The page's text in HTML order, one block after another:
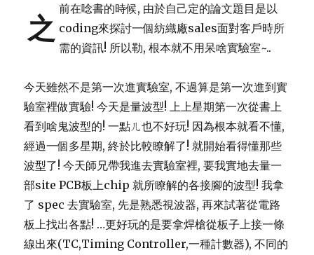
之
前在唸書的時候, 由於自己定的論文題目是以
coding來探討一個紡織廠sales面對客戶時所
需的資訊! 所以勒, 根本就不用呆啥實驗室~..
今天雖然不是第一次進實驗室, 不過算是第一次進到實
驗室裡做實驗! 今天是量波型! 上上星期第一次從書上
看到啥鬼波型的! 一點ㄦ也不好玩! 因為根本就看不懂,
經過一個多星期, 終於比較瞭解了! 就開始看得懂那些
波型了! 今天師兄帶我進去實驗室裡, 要我實地去量一
部site PCB板上chip 就所瞭解的各接腳的波型! 我拿
了 spec 去實驗室, 先是熟悉視波器, 再來試著從電路
板上找出各點! …更好玩的是要拿焊槍從板子上接一條
線出來(TC,Timing Controller,一種計數器), 不同的